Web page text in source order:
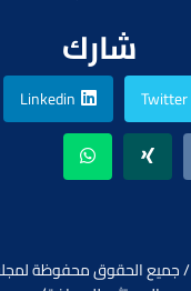
شارك
Twitter
Linkedin
تأسس في يونيو 2018 / جميع الحقوق